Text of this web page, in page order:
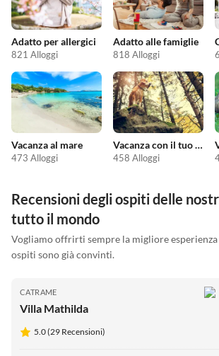
Adatto per allergici
821 Alloggi
Adatto alle famiglie
818 Alloggi
Vacanza al mare
473 Alloggi
Vacanza con il tuo cane
458 Alloggi
Recensioni degli ospiti delle
tutto il mondo
Vogliamo offrirti sempre la migliore esperienza
ospiti sono già convinti.
CATRAME
Villa Mathilda
5.0 (29 Recensioni)